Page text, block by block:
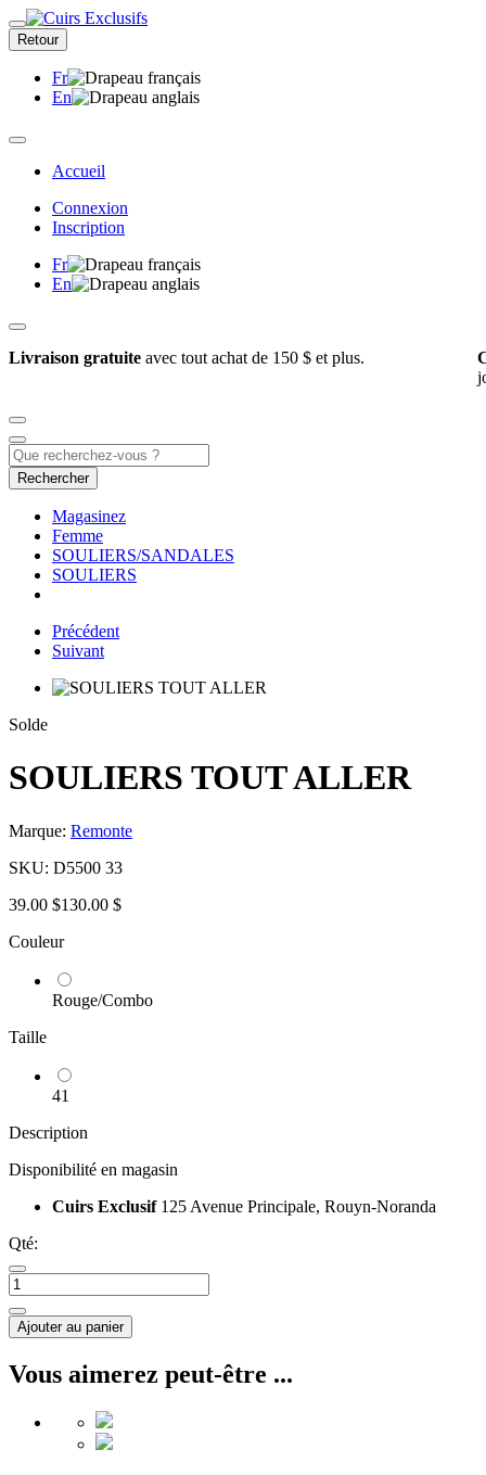
Retour
Fr
En
Accueil
Connexion
Inscription
Fr
En
Livraison gratuite avec tout achat de 150 $ et plus.
Rechercher
Magasinez
Femme
SOULIERS/SANDALES
SOULIERS
Précédent
Suivant
Solde
SOULIERS TOUT ALLER
Marque: Remonte
SKU: D5500 33
39.00 $130.00 $
Couleur
Rouge/Combo
Taille
41
Description
Disponibilité en magasin
Cuirs Exclusif 125 Avenue Principale, Rouyn-Noranda
Qté:
Ajouter au panier
Vous aimerez peut-être ...